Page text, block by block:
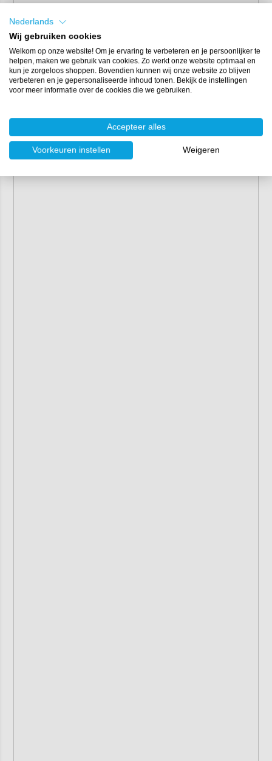
Nederlands
Wij gebruiken cookies
Welkom op onze website! Om je ervaring te verbeteren en je persoonlijker te
helpen, maken we gebruik van cookies. Zo werkt onze website optimaal en
kun je zorgeloos shoppen. Bovendien kunnen wij onze website zo blijven
verbeteren en je gepersonaliseerde inhoud tonen. Bekijk de instellingen
voor meer informatie over de cookies die we gebruiken.
Accepteer alles
Voorkeuren instellen Weigeren